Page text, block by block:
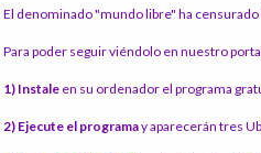
El denominado "mundo libre" ha censurado
Para poder seguir viéndolo en nuestro
1) Instale en su ordenador el programa
2) Ejecute el programay aparecerán tres